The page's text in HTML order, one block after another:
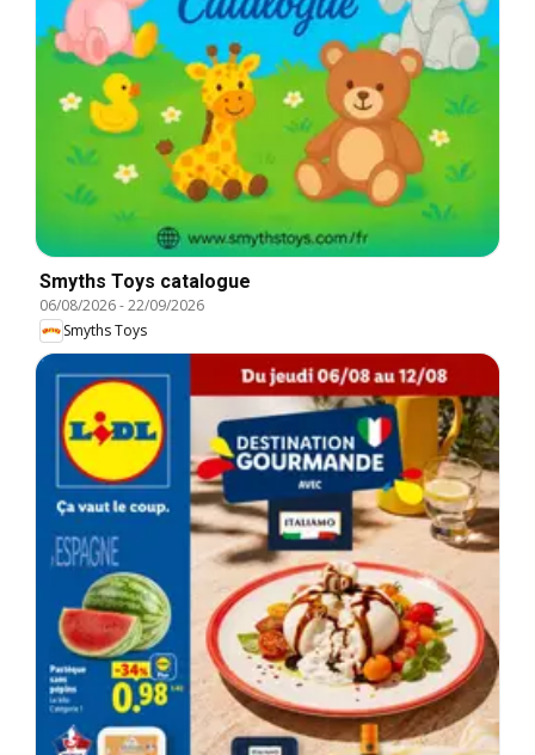
Smyths Toys catalogue
06/08/2026-22/09/2026
Smyths Toys